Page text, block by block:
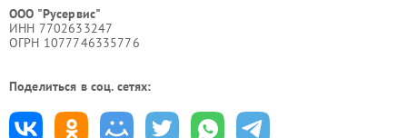
ООО "Русервис"
ИНН 7702633247
ОГРН 1077746335776
Поделиться в соц. сетях: